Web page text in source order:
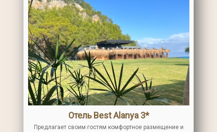
Отель Best Alanya 3*
Предлагает своим гостям комфортное размещение и